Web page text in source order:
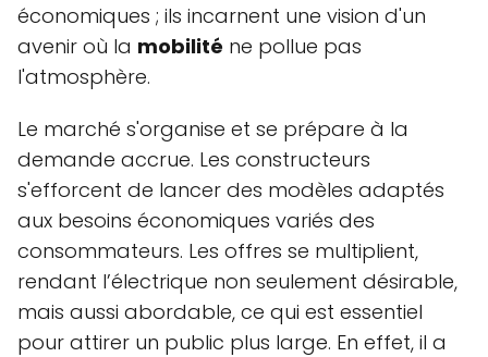
économiques ; ils incarnent une vision d'un
avenir où la mobilité ne pollue pas
l'atmosphère.
Le marché s'organise et se prépare à la
demande accrue. Les constructeurs
s'efforcent de lancer des modèles adaptés
aux besoins économiques variés des
consommateurs. Les offres se multiplient,
rendant l’électrique non seulement désirable,
mais aussi abordable, ce qui est essentiel
pour attirer un public plus large. En effet, il a